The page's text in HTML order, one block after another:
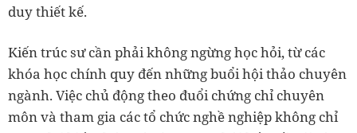
duy thiết kế.
Kiến trúc sư cần phải không ngừng học hỏi, từ các
khóa học chính quy đến những buổi hội thảo chuyên
ngành. Việc chủ động theo đuổi chứng chỉ chuyên
môn và tham gia các tổ chức nghề nghiệp không chỉ